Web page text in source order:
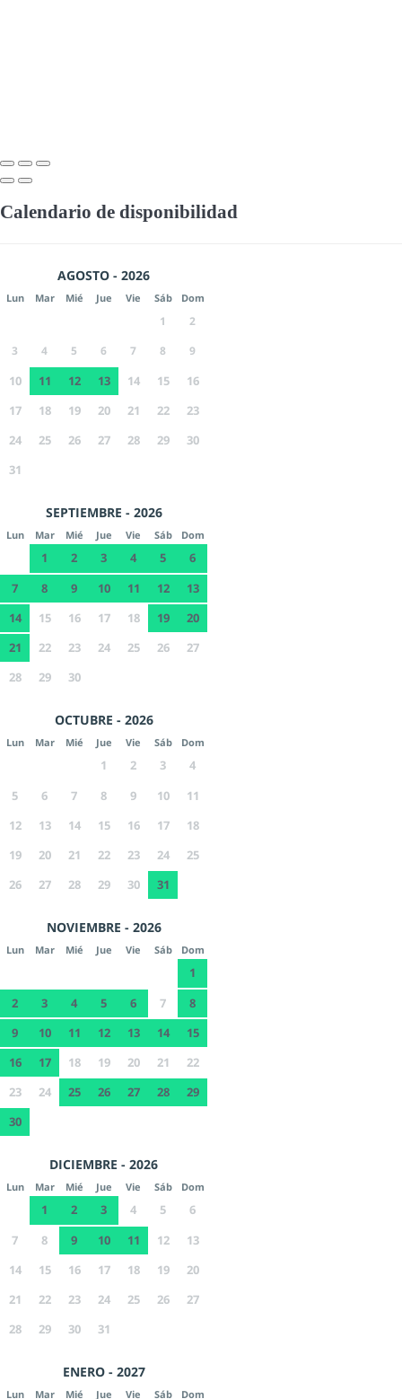
Calendario de disponibilidad
AGOSTO - 2026
Lun Mar Mié Jue Vie Sáb Dom
1
2
3
4 5 6 7 8 9
10 11 12 13 14 15
16
17
18 19 20 21 22
23
24
25 26 27 28 29
30
31
SEPTIEMBRE - 2026
Lun Mar Mié Jue Vie Sáb Dom
1 2 3 4 5
6
7
8 9 10 11 12
13
14
15 16 17 18 19
20
21
22 23 24 25 26
27
28
29 30
OCTUBRE - 2026
Lun Mar Mié Jue Vie Sáb Dom
1 2 3
4
5
6 7 8 9 10
11
12
13 14 15 16 17
18
19
20 21 22 23 24
25
26
27 28 29 30 31
NOVIEMBRE - 2026
Lun Mar Mié Jue Vie Sáb Dom
1
2
3 4 5 6 7
8
9
10 11 12 13 14
15
16
17 18 19 20 21
22
23
24 25 26 27 28
29
30
DICIEMBRE - 2026
Lun Mar Mié Jue Vie Sáb Dom
1 2 3 4 5
6
7
8 9 10 11 12
13
14
15 16 17 18 19
20
21
22 23 24 25 26
27
28
29 30 31
ENERO - 2027
Lun Mar Mié Jue Vie Sáb Dom